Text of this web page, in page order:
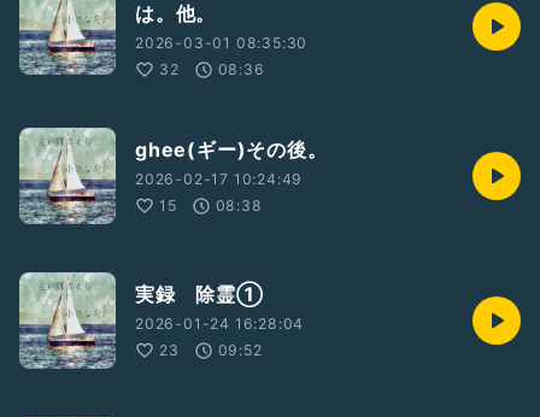
は。他。
2026-03-01 08:35:30
32
08:36
ghee(ギー)その後。
2026-02-17 10:24:49
15
08:38
実録 除霊①
2026-01-24 16:28:04
23
09:52